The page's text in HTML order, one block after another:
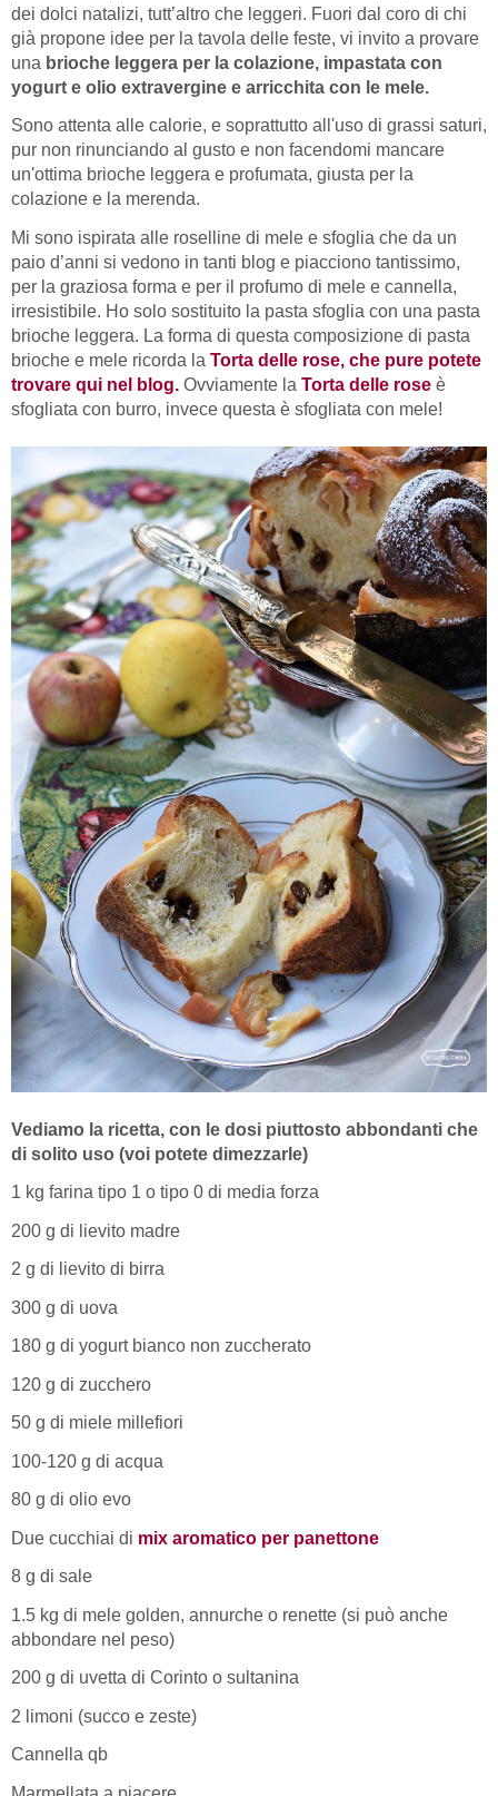
dei dolci natalizi, tutt’altro che leggeri. Fuori dal coro di chi
già propone idee per la tavola delle feste, vi invito a provare
una brioche leggera per la colazione, impastata con
yogurt e olio extravergine e arricchita con le mele.
Sono attenta alle calorie, e soprattutto all'uso di grassi saturi,
pur non rinunciando al gusto e non facendomi mancare
un'ottima brioche leggera e profumata, giusta per la
colazione e la merenda.
Mi sono ispirata alle roselline di mele e sfoglia che da un
paio d’anni si vedono in tanti blog e piacciono tantissimo,
per la graziosa forma e per il profumo di mele e cannella,
irresistibile. Ho solo sostituito la pasta sfoglia con una pasta
brioche leggera. La forma di questa composizione di pasta
brioche e mele ricorda la Torta delle rose, che pure potete
trovare qui nel blog. Ovviamente la Torta delle rose è
sfogliata con burro, invece questa è sfogliata con mele!
Vediamo la ricetta, con le dosi piuttosto abbondanti che
di solito uso (voi potete dimezzarle)
1 kg farina tipo 1 o tipo 0 di media forza
200 g di lievito madre
2 g di lievito di birra
300 g di uova
180 g di yogurt bianco non zuccherato
120 g di zucchero
50 g di miele millefiori
100-120 g di acqua
80 g di olio evo
Due cucchiai di mix aromatico per panettone
8 g di sale
1.5 kg di mele golden, annurche o renette (si può anche
abbondare nel peso)
200 g di uvetta di Corinto o sultanina
2 limoni (succo e zeste)
Cannella qb